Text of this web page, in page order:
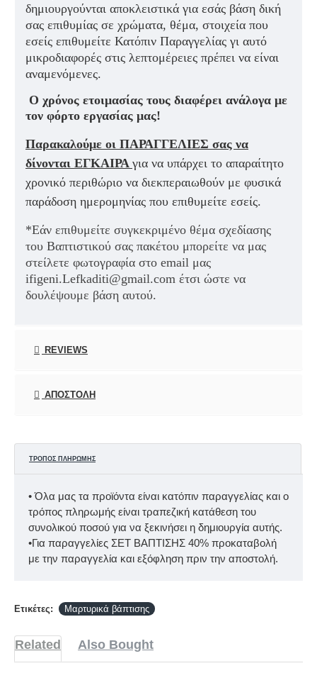
δημιουργούνται αποκλειστικά για εσάς βάση δική
σας επιθυμίας σε χρώματα, θέμα, στοιχεία που
εσείς επιθυμείτε Κατόπιν Παραγγελίας γι αυτό
μικροδιαφορές στις λεπτομέρειες πρέπει να είναι
αναμενόμενες.
Ο χρόνος ετοιμασίας τους διαφέρει ανάλογα με
τον φόρτο εργασίας μας!
Παρακαλούμε οι ΠΑΡΑΓΓΕΛΙΕΣ σας να
δίνονται ΕΓΚΑΙΡΑ για να υπάρχει το απαραίτητο
χρονικό περιθώριο να διεκπεραιωθούν με φυσικά
παράδοση ημερομηνίας που επιθυμείτε εσείς.
*Εάν επιθυμείτε συγκεκριμένο θέμα σχεδίασης
του Βαπτιστικού σας πακέτου μπορείτε να μας
στείλετε φωτογραφία στο email μας
ifigeni.Lefkaditi@gmail.com έτσι ώστε να
δουλέψουμε βάση αυτού.
REVIEWS
ΑΠΟΣΤΟΛΉ
ΤΡΌΠΟΣ ΠΛΗΡΩΜΉΣ
• Όλα μας τα προϊόντα είναι κατόπιν παραγγελίας και ο
τρόπος πληρωμής είναι τραπεζική κατάθεση του
συνολικού ποσού για να ξεκινήσει η δημιουργία αυτής.
•Για παραγγελίες ΣΕΤ ΒΑΠΤΙΣΗΣ 40% προκαταβολή
με την παραγγελία και εξόφληση πριν την αποστολή.
Ετικέτες: Μαρτυρικά βάπτισης
Related Also Bought